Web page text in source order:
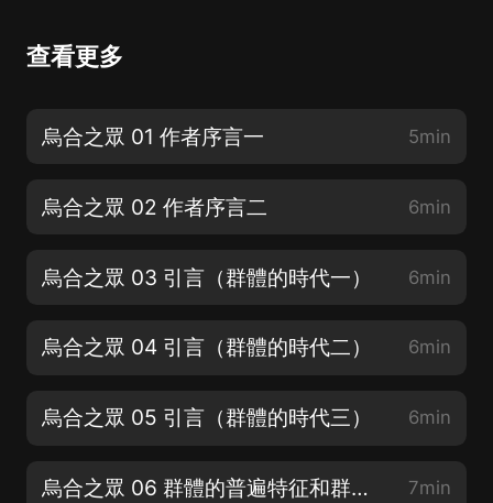
查看更多
烏合之眾 01 作者序言一 5min
烏合之眾 02 作者序言二 6min
烏合之眾 03 引言（群體的時代一） 6min
烏合之眾 04 引言（群體的時代二） 6min
烏合之眾 05 引言（群體的時代三） 6min
烏合之眾 06 群體的普遍特征和群體思維一 7min